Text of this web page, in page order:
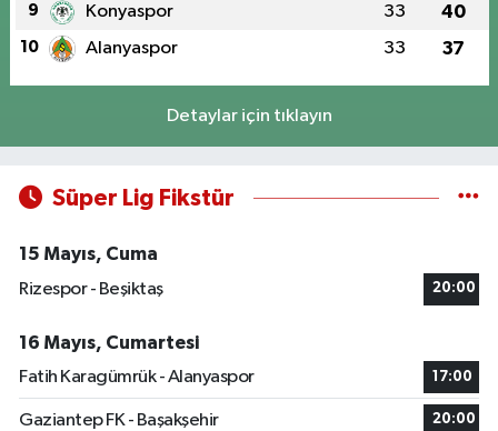
9 Konyaspor 33 40
10 Alanyaspor 33 37
Detaylar için tıklayın
Süper Lig Fikstür
15 Mayıs, Cuma
Rizespor - Beşiktaş
20:00
16 Mayıs, Cumartesi
Fatih Karagümrük - Alanyaspor
17:00
Gaziantep FK - Başakşehir 20:00